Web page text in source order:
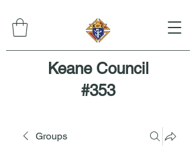
Keane Council
#353
Groups